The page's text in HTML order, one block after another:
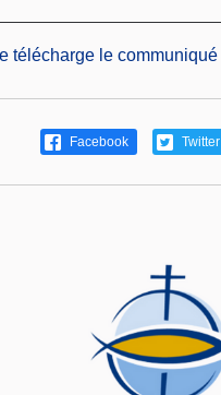
télécharge le communiqué
Facebook Twitter